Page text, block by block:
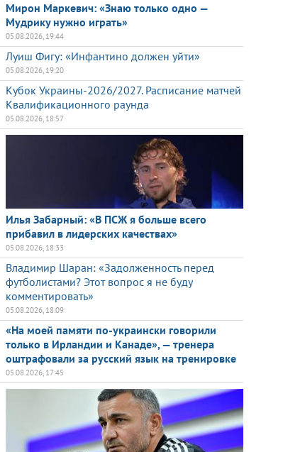
Мирон Маркевич: «Знаю только одно —
Мудрику нужно играть»
05.08.2026, 19:44
Луиш Фигу: «Инфантино должен уйти»
05.08.2026, 19:20
Кубок Украины-2026/2027. Расписание матчей
Квалификационного раунда
05.08.2026, 18:57
Илья Забарный: «В ПСЖ я больше всего
прибавил в лидерских качествах»
05.08.2026, 18:33
Владимир Шаран: «Задолженность перед
футболистами? Этот вопрос я не буду
комментировать»
05.08.2026, 18:09
«На моей памяти по-украински говорили
только в Ирландии и Канаде», — тренера
оштрафовали за русский язык на тренировке
05.08.2026, 17:45